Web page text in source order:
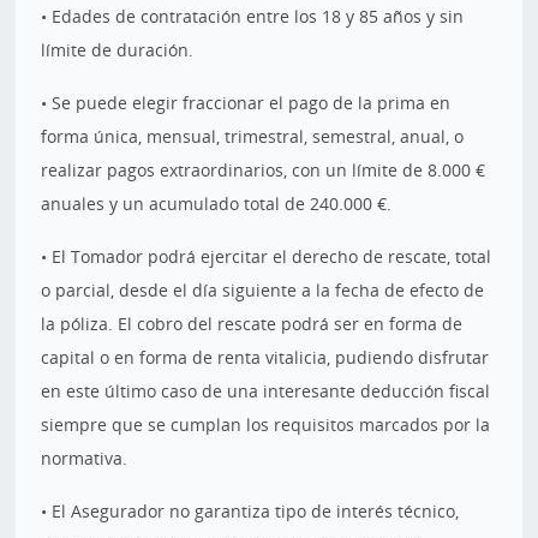
• Edades de contratación entre los 18 y 85 años y sin
límite de duración.
• Se puede elegir fraccionar el pago de la prima en
forma única, mensual, trimestral, semestral, anual, o
realizar pagos extraordinarios, con un límite de 8.000 €
anuales y un acumulado total de 240.000 €.
• El Tomador podrá ejercitar el derecho de rescate, total
o parcial, desde el día siguiente a la fecha de efecto de
la póliza. El cobro del rescate podrá ser en forma de
capital o en forma de renta vitalicia, pudiendo disfrutar
en este último caso de una interesante deducción fiscal
siempre que se cumplan los requisitos marcados por la
normativa.
• El Asegurador no garantiza tipo de interés técnico,